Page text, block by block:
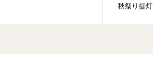
秋祭り提灯